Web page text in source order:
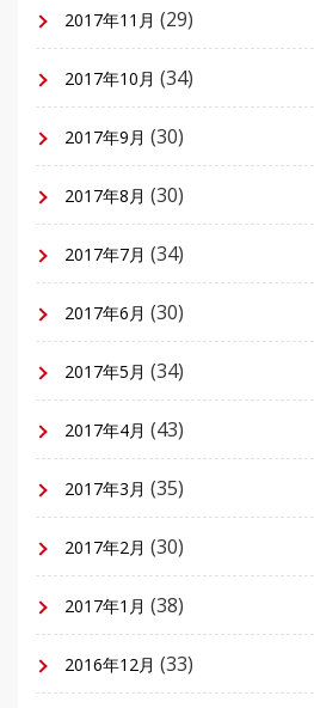
2017年11月 (29)
2017年10月 (34)
2017年9月 (30)
2017年8月 (30)
2017年7月 (34)
2017年6月 (30)
2017年5月 (34)
2017年4月 (43)
2017年3月 (35)
2017年2月 (30)
2017年1月 (38)
2016年12月 (33)